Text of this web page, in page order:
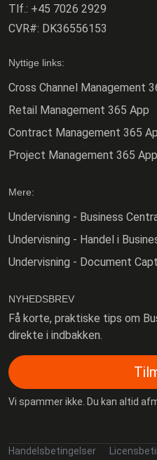
Tlf.: +45 7026 2929
CVR#: DK36556153
Nyttige links:
Cross Channel Management
Retail Management 365 App
Contract Management 365
Project Management 365 App
Mere:
Undervisning - Business
Undervisning - Handel i
Undervisning - Document
NYHEDSBREV
Få korte, praktiske tips om
direkte i indbakken.
Vi spammer ikke. Du kan altid
Handelsbetingelser